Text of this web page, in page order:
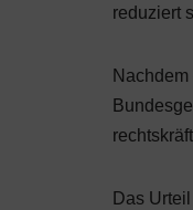
reduziert
Das